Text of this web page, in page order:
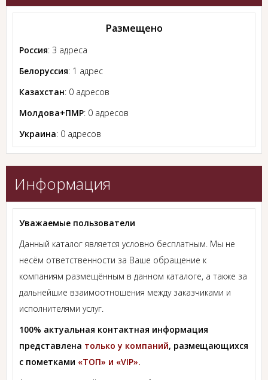
Размещено
Россия: 3 адреса
Белоруссия: 1 адрес
Казахстан: 0 адресов
Молдова+ПМР: 0 адресов
Украина: 0 адресов
Информация
Уважаемые пользователи
Данный каталог является условно бесплатным. Мы не
несём ответственности за Ваше обращение к
компаниям размещённым в данном каталоге, а также за
дальнейшие взаимоотношения между заказчиками и
исполнителями услуг.
100% актуальная контактная информация
представлена только у компаний, размещающихся
с пометками «ТОП» и «VIP».